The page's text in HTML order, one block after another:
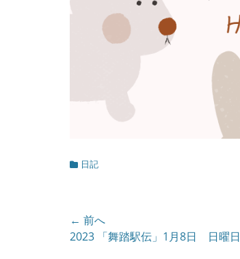
カ 日記
投
稿
← 前へ
前
2023 「舞踏駅伝」1月8日 日曜日